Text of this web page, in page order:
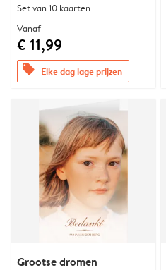
Set van 10 kaarten
Vanaf
€ 11,99
offers Elke dag lage prijzen
Grootse dromen